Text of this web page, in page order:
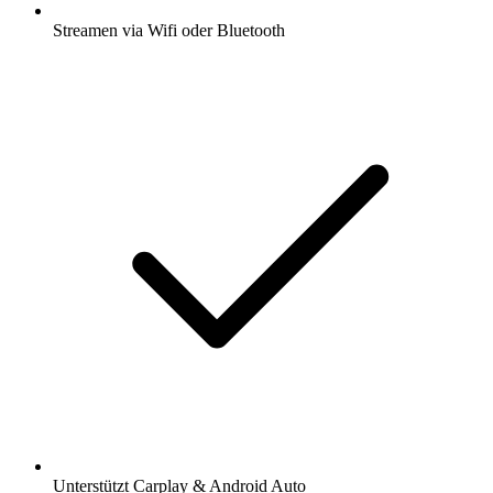
Streamen via Wifi oder Bluetooth
Unterstützt Carplay & Android Auto